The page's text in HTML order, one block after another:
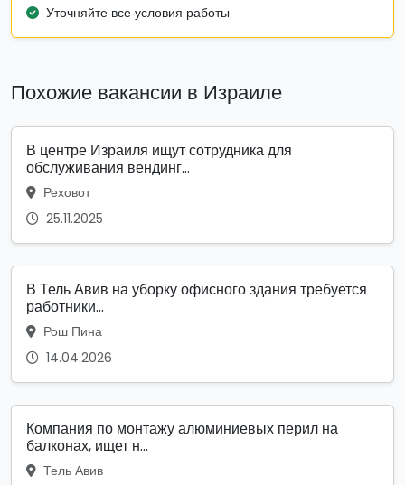
Уточняйте все условия работы
Похожие вакансии в Израиле
В центре Израиля ищут сотрудника для
обслуживания вендинг...
Реховот
25.11.2025
В Тель Авив на уборку офисного здания требуется
работники...
Рош Пина
14.04.2026
Компания по монтажу алюминиевых перил на
балконах, ищет н...
Тель Авив